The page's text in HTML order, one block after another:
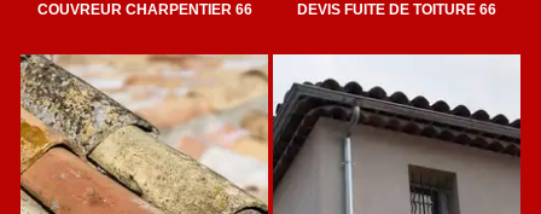
COUVREUR CHARPENTIER 66 DEVIS FUITE DE TOITURE 66